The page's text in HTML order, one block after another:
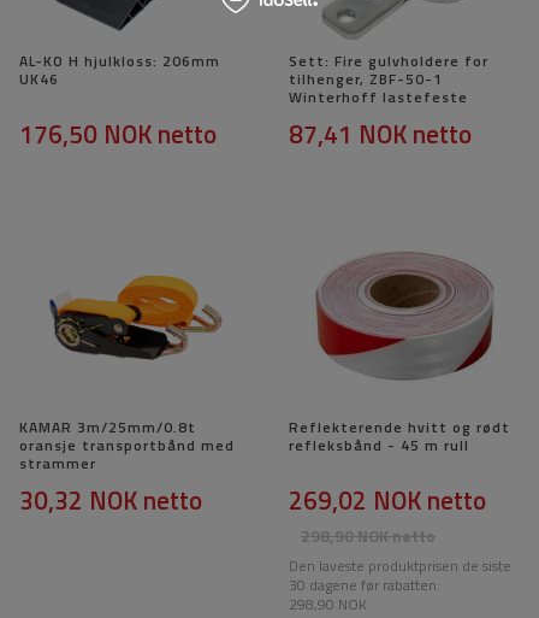
AL-KO H hjulkloss: 206mm
UK46
176,50 NOKnetto
Sett: Fire gulvholdere for
tilhenger, ZBF-50-1
Winterhoff lastefeste
87,41 NOKnetto
KAMAR 3m/25mm/0.8t
oransje transportbånd med
strammer
30,32 NOKnetto
Reflekterende hvitt og rødt
refleksbånd - 45 m rull
298,90 NOKnetto
269,02 NOKnetto
Den laveste produktprisen de siste
30 dagene før rabatten:
298,90 NOK